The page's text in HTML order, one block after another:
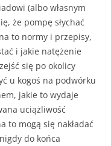
(albo własnym
że pompę słychać
to normy i przepisy,
i jakie natężenie
się po okolicy
u kogoś na podwórku
jakie to wydaje
uciążliwość
to mogą się nakładać
do końca